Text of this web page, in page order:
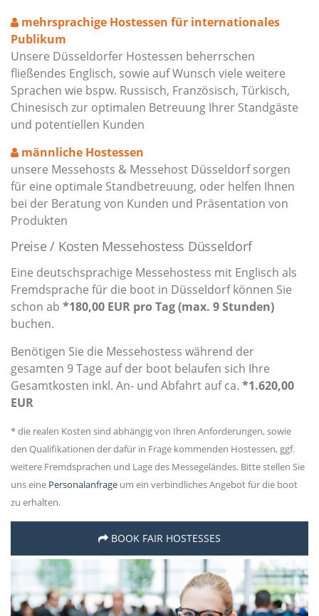
mehrsprachige Hostessen für internationales
Publikum
Unsere Düsseldorfer Hostessen beherrschen
fließendes Englisch, sowie auf Wunsch viele weitere
Sprachen wie bspw. Russisch, Französisch, Türkisch,
Chinesisch zur optimalen Betreuung Ihrer Standgäste
und potentiellen Kunden
männliche Hostessen
unsere Messehosts & Messehost Düsseldorf sorgen
für eine optimale Standbetreuung, oder helfen Ihnen
bei der Beratung von Kunden und Präsentation von
Produkten
Preise / Kosten Messehostess Düsseldorf
Eine deutschsprachige Messehostess mit Englisch als
Fremdsprache für die boot in Düsseldorf können Sie
schon ab *180,00 EUR pro Tag (max. 9 Stunden)
buchen.
Benötigen Sie die Messehostess während der
gesamten 9 Tage auf der boot belaufen sich Ihre
Gesamtkosten inkl. An- und Abfahrt auf ca. *1.620,00
EUR
* die realen Kosten sind abhängig von Ihren Anforderungen, sowie
den Qualifikationen der dafür in Frage kommenden Hostessen, ggf.
weitere Fremdsprachen und Lage des Messegeländes. Bitte stellen Sie
uns eine Personalanfrage um ein verbindliches Angebot für die boot
zu erhalten.
BOOK FAIR HOSTESSES